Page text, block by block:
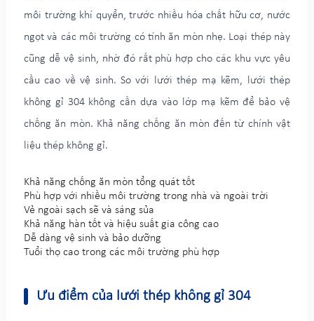
môi trường khí quyển, trước nhiều hóa chất hữu cơ, nước
ngọt và các môi trường có tính ăn mòn nhẹ. Loại thép này
cũng dễ vệ sinh, nhờ đó rất phù hợp cho các khu vực yêu
cầu cao về vệ sinh. So với lưới thép mạ kẽm, lưới thép
không gỉ 304 không cần dựa vào lớp mạ kẽm để bảo vệ
chống ăn mòn. Khả năng chống ăn mòn đến từ chính vật
liệu thép không gỉ.
Khả năng chống ăn mòn tổng quát tốt
Phù hợp với nhiều môi trường trong nhà và ngoài trời
Vẻ ngoài sạch sẽ và sáng sủa
Khả năng hàn tốt và hiệu suất gia công cao
Dễ dàng vệ sinh và bảo dưỡng
Tuổi thọ cao trong các môi trường phù hợp
Ưu điểm của lưới thép không gỉ 304